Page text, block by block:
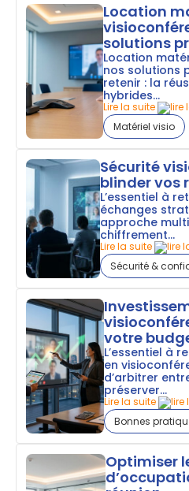
Location
solutions
Location
nos solutions
retenir : la
hybrides...
Lire la suite
Matériel visio
Sécurité
blinder vos
L’essentiel à
échanges
approche
chiffrement...
Lire la suite
Sécurité &
votre
L’essentiel à
en
d’arbitrer
préserver...
Lire la suite
Bonnes
Optimiser